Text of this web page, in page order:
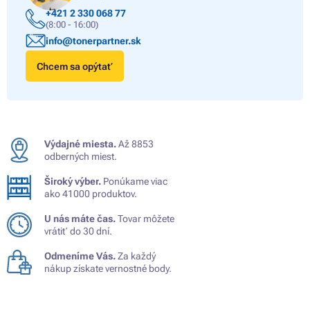
+421 2 330 068 77
(8:00 - 16:00)
info@tonerpartner.sk
Chcem sa opýtať
Výdajné miesta.Až 8853
odberných miest.
Široký výber. Ponúkame viac
ako 41000 produktov.
U nás máte čas.Tovar môžete
vrátiť do 30 dní.
Odmeníme Vás.Za každý
nákup získate vernostné body.